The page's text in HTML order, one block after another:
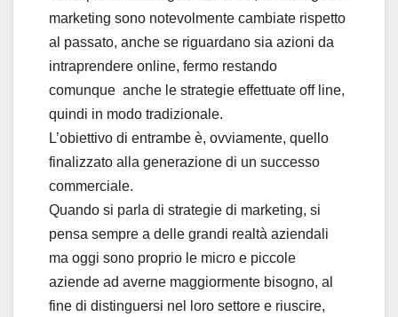
marketing sono notevolmente cambiate rispetto
al passato, anche se riguardano sia azioni da
intraprendere online, fermo restando
comunque anche le strategie effettuate off line,
quindi in modo tradizionale.
L’obiettivo di entrambe è, ovviamente, quello
finalizzato alla generazione di un successo
commerciale.
Quando si parla di strategie di marketing, si
pensa sempre a delle grandi realtà aziendali
ma oggi sono proprio le micro e piccole
aziende ad averne maggiormente bisogno, al
fine di distinguersi nel loro settore e riuscire,